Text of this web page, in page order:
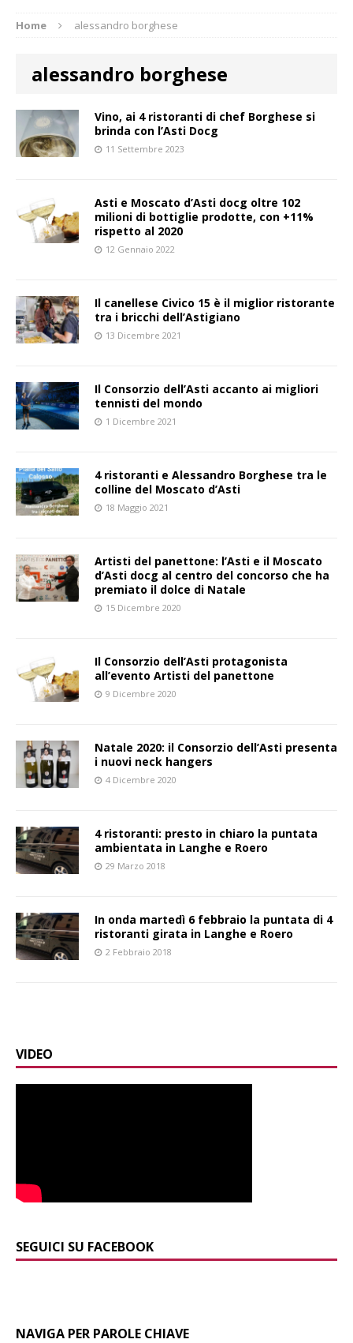
Home alessandro borghese
alessandro borghese
Vino, ai 4 ristoranti di chef Borghese si
brinda con l’Asti Docg
11 Settembre 2023
Asti e Moscato d’Asti docg oltre 102
milioni di bottiglie prodotte, con +11%
rispetto al 2020
12 Gennaio 2022
Il canellese Civico 15 è il miglior ristorante
tra i bricchi dell’Astigiano
13 Dicembre 2021
Il Consorzio dell’Asti accanto ai migliori
tennisti del mondo
1 Dicembre 2021
4 ristoranti e Alessandro Borghese tra le
colline del Moscato d’Asti
18 Maggio 2021
Artisti del panettone: l’Asti e il Moscato
d’Asti docg al centro del concorso che ha
premiato il dolce di Natale
15 Dicembre 2020
Il Consorzio dell’Asti protagonista
all’evento Artisti del panettone
9 Dicembre 2020
Natale 2020: il Consorzio dell’Asti presenta
i nuovi neck hangers
4 Dicembre 2020
4 ristoranti: presto in chiaro la puntata
ambientata in Langhe e Roero
29 Marzo 2018
In onda martedì 6 febbraio la puntata di 4
ristoranti girata in Langhe e Roero
2 Febbraio 2018
VIDEO
SEGUICI SU FACEBOOK
NAVIGA PER PAROLE CHIAVE